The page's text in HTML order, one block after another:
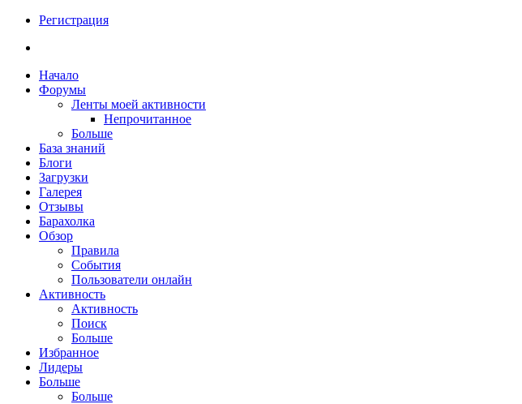
Регистрация
Начало
Форумы
Ленты моей активности
Непрочитанное
Больше
База знаний
Блоги
Загрузки
Галерея
Отзывы
Барахолка
Обзор
Правила
События
Пользователи онлайн
Активность
Активность
Поиск
Больше
Избранное
Лидеры
Больше
Больше